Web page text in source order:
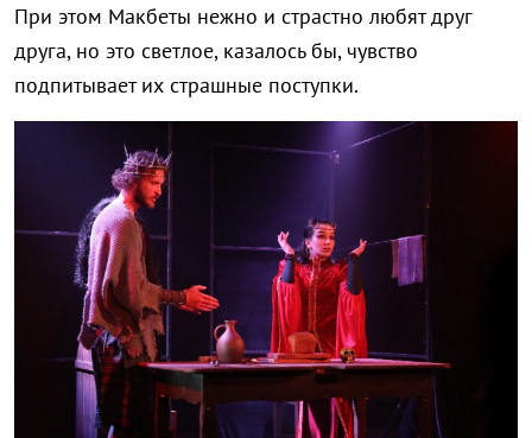
При этом Макбеты нежно и страстно любят друг
друга, но это светлое, казалось бы, чувство
подпитывает их страшные поступки.